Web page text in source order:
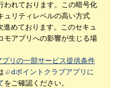
われております。この暗号化
ュリティレベルの高い方式
進めております。このセキュ
モアプリへの影響が生じる場
プリの一部サービス提供条件
dポイントクラブアプリに
をご確認ください。